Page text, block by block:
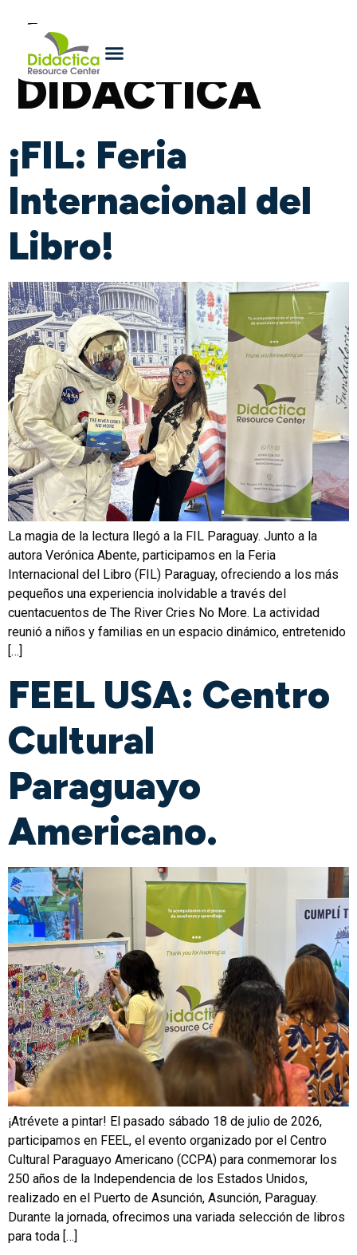
Autor:
DIDACTICA
¡FIL: Feria
Internacional del
Libro!
La magia de la lectura llegó a la FIL Paraguay. Junto a la
autora Verónica Abente, participamos en la Feria
Internacional del Libro (FIL) Paraguay, ofreciendo a los más
pequeños una experiencia inolvidable a través del
cuentacuentos de The River Cries No More. La actividad
reunió a niños y familias en un espacio dinámico, entretenido
[…]
FEEL USA: Centro
Cultural
Paraguayo
Americano.
¡Atrévete a pintar! El pasado sábado 18 de julio de 2026,
participamos en FEEL, el evento organizado por el Centro
Cultural Paraguayo Americano (CCPA) para conmemorar los
250 años de la Independencia de los Estados Unidos,
realizado en el Puerto de Asunción, Asunción, Paraguay.
Durante la jornada, ofrecimos una variada selección de libros
para toda […]